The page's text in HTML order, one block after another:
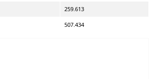
259.613
507.434